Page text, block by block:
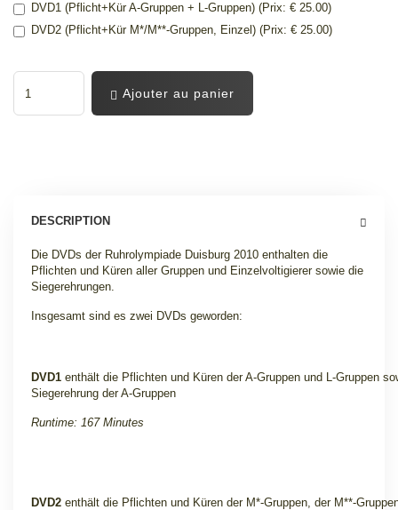
DVD1 (Pflicht+Kür A-Gruppen + L-Gruppen) (Prix: € 25.00)
DVD2 (Pflicht+Kür M*/M**-Gruppen, Einzel) (Prix: € 25.00)
Ajouter au panier
DESCRIPTION
Die DVDs der Ruhrolympiade Duisburg 2010 enthalten die
Pflichten und Küren aller Gruppen und Einzelvoltigierer sowie die
Siegerehrungen.
Insgesamt sind es zwei DVDs geworden:
DVD1 enthält die Pflichten und Küren der A-Gruppen und L-Gruppen
Siegerehrung der A-Gruppen
Runtime: 167 Minutes
DVD2 enthält die Pflichten und Küren der M*-Gruppen, der M**-